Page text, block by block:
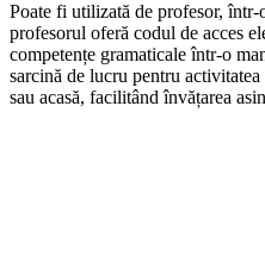
Poate fi utilizată de profesor, într-
profesorul oferă codul de acces
competențe gramaticale într-o
sarcină de lucru pentru
sau acasă, facilitând învățarea